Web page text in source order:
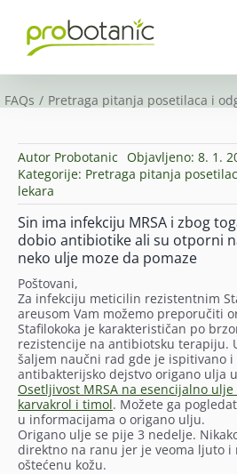
content
FAQs Pretraga pitanja posetilaca i
Autor Probotanic Objavljeno: 8. 1.
Kategorije: Pretraga pitanja
lekara
Sin ima infekciju MRSA i zbog
dobio antibiotike ali su otporni
neko ulje moze da pomaze
Poštovani,
Za infekciju meticilin rezistentnim
areusom Vam možemo preporučiti
Stafilokoka je karakterističan po
rezistencije na antibiotsku terapiju.
šaljem naučni rad gde je ispitivano i
antibakterijsko dejstvo origano ulja
Osetljivost MRSA na esencijalno
karvakrol i timol. Možete ga
u informacijama o origano ulju.
Origano ulje se pije 3 nedelje.
direktno na ranu jer je veoma ljuto i
oštećenu kožu.